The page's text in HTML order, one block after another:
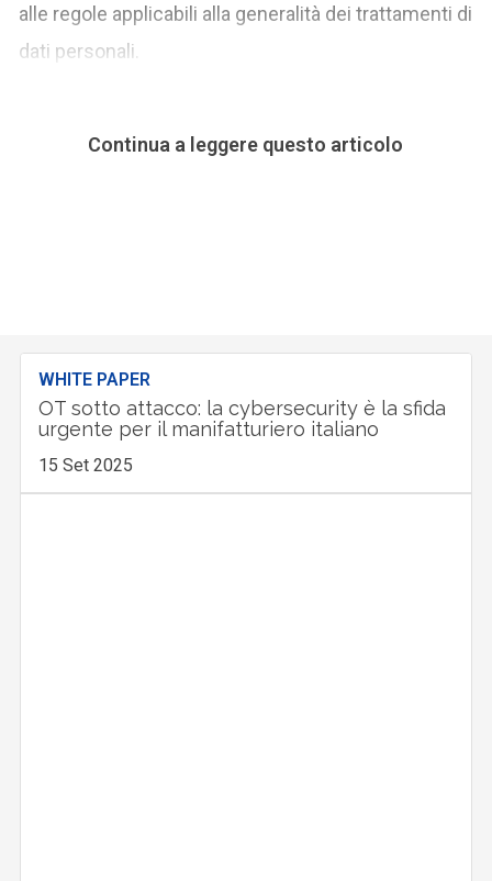
alle regole applicabili alla generalità dei trattamenti di
dati personali.
Continua a leggere questo articolo
WHITE PAPER
OT sotto attacco: la cybersecurity è la sfida
urgente per il manifatturiero italiano
15 Set 2025